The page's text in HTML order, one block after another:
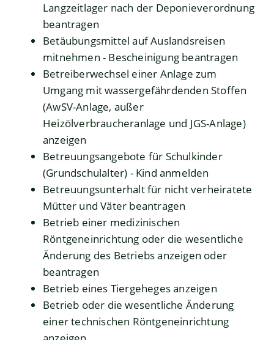
Langzeitlager nach der Deponieverordnung
beantragen
Betäubungsmittel auf Auslandsreisen
mitnehmen - Bescheinigung beantragen
Betreiberwechsel einer Anlage zum
Umgang mit wassergefährdenden Stoffen
(AwSV-Anlage, außer
Heizölverbraucheranlage und JGS-Anlage)
anzeigen
Betreuungsangebote für Schulkinder
(Grundschulalter) - Kind anmelden
Betreuungsunterhalt für nicht verheiratete
Mütter und Väter beantragen
Betrieb einer medizinischen
Röntgeneinrichtung oder die wesentliche
Änderung des Betriebs anzeigen oder
beantragen
Betrieb eines Tiergeheges anzeigen
Betrieb oder die wesentliche Änderung
einer technischen Röntgeneinrichtung